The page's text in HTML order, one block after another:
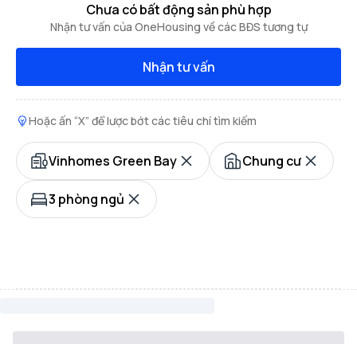
Chưa có bất động sản phù hợp
Nhận tư vấn của OneHousing về các BĐS tương tự
Nhận tư vấn
Hoặc ấn “X” để lược bớt các tiêu chí tìm kiếm
Vinhomes Green Bay Chung cư
3 phòng ngủ